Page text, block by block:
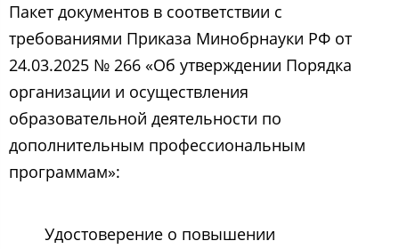
Пакет документов в соответствии с
требованиями Приказа Минобрнауки РФ от
24.03.2025 № 266 «Об утверждении Порядка
организации и осуществления
образовательной деятельности по
дополнительным профессиональным
программам»:
Удостоверение о повышении